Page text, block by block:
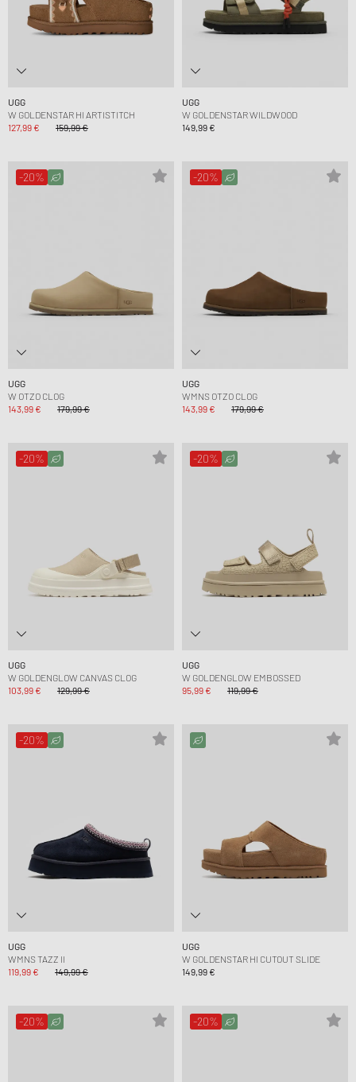
UGG
W GOLDENSTAR HI ARTISTITCH
127,99 €
159,99 €
UGG
W GOLDENSTAR WILDWOOD
149,99 €
-20%
UGG
W OTZO CLOG
143,99 €
179,99 €
-20%
UGG
WMNS OTZO CLOG
143,99 €
179,99 €
-20%
UGG
W GOLDENGLOW CANVAS CLOG
103,99 €
129,99 €
-20%
UGG
W GOLDENGLOW EMBOSSED
95,99 €
119,99 €
-20%
UGG
WMNS TAZZ II
119,99 €
149,99 €
UGG
W GOLDENSTAR HI CUTOUT SLIDE
149,99 €
-20% -20%